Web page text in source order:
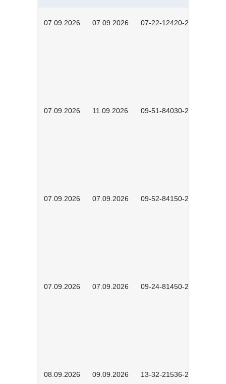
07.09.2026 07.09.2026 07-22-12420-2601
07.09.2026 11.09.2026 09-51-84030-2601
07.09.2026 07.09.2026 09-52-84150-2603
07.09.2026 07.09.2026 09-24-81450-2602
08.09.2026 09.09.2026 13-32-21536-2601